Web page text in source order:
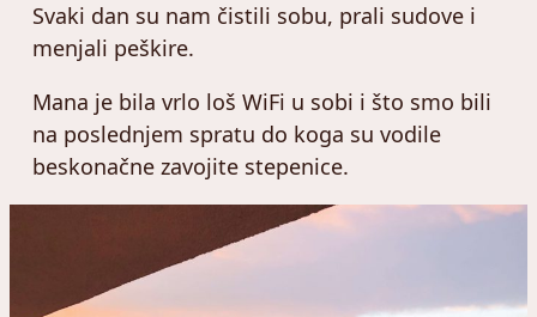
Svaki dan su nam čistili sobu, prali sudove i
menjali peškire.
Mana je bila vrlo loš WiFi u sobi i što smo bili
na poslednjem spratu do koga su vodile
beskonačne zavojite stepenice.